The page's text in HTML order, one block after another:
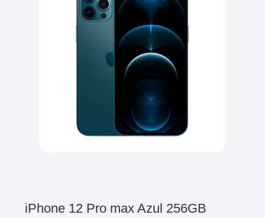
iPhone 12 Pro max Azul 256GB